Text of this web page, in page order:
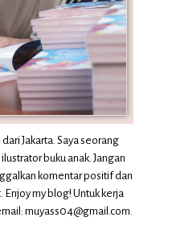
Jakarta. Saya seorang
buku anak. Jangan
komentar positif dan
Enjoy my blog! Untuk kerja
muyass04@gmail.com.